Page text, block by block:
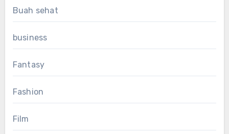
Buah sehat
business
Fantasy
Fashion
Film